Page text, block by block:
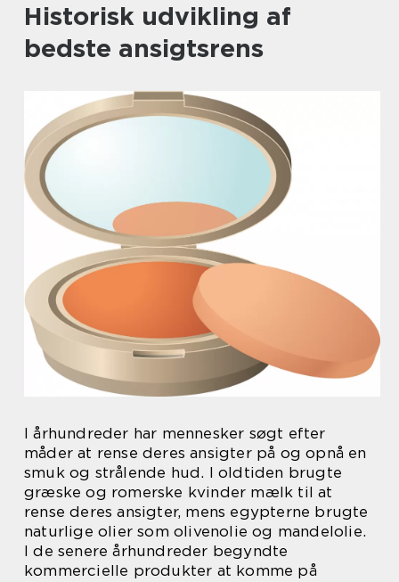
Historisk udvikling af
bedste ansigtsrens
I århundreder har mennesker søgt efter
måder at rense deres ansigter på og opnå en
smuk og strålende hud. I oldtiden brugte
græske og romerske kvinder mælk til at
rense deres ansigter, mens egypterne brugte
naturlige olier som olivenolie og mandelolie.
I de senere århundreder begyndte
kommercielle produkter at komme på